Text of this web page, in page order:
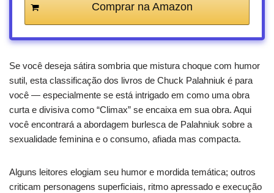
Comprar na Amazon
Se você deseja sátira sombria que mistura choque com humor
sutil, esta classificação dos livros de Chuck Palahniuk é para
você — especialmente se está intrigado em como uma obra
curta e divisiva como “Climax” se encaixa em sua obra. Aqui
você encontrará a abordagem burlesca de Palahniuk sobre a
sexualidade feminina e o consumo, afiada mas compacta.
Alguns leitores elogiam seu humor e mordida temática; outros
criticam personagens superficiais, ritmo apressado e execução